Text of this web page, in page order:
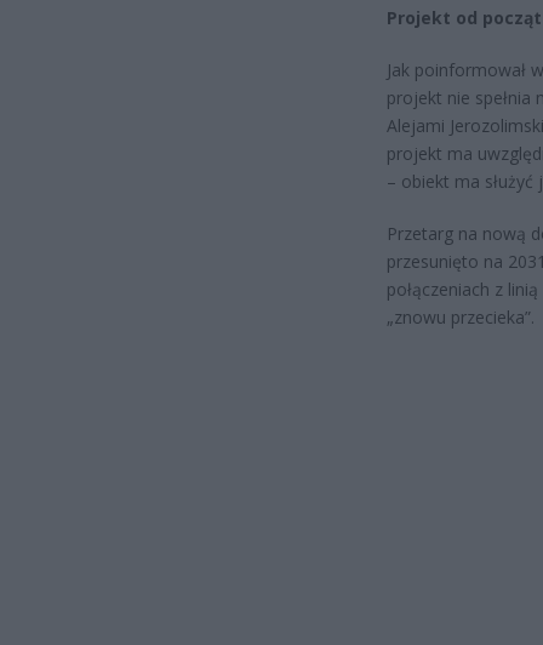
Projekt od
Jak poinformował
projekt nie spełnia
Alejami
projekt ma
– obiekt ma
Przetarg na nową
przesunięto na
połączeniach z
„znowu przecieka”.